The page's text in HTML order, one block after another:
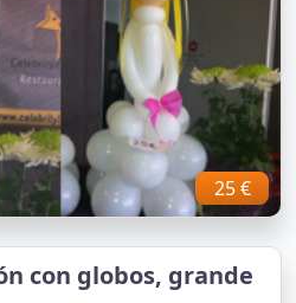
25 €
con globos, grande